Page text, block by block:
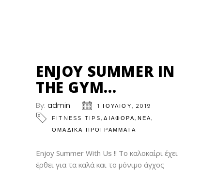
ENJOY SUMMER IN
THE GYM…
By: admin
1 ΙΟΥΛΊΟΥ, 2019
FITNESS TIPS,ΔΙΑΦΟΡΑ, ΝΕΑ,
ΟΜΑΔΙΚΑ ΠΡΟΓΡΑΜΜΑΤΑ
Enjoy Summer With Us !! Το καλοκαίρι έχει
έρθει για τα καλά και το μόνιμο άγχος